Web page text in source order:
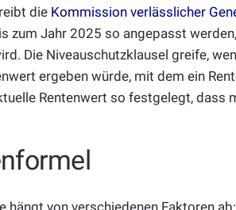
die Kommission verlässlicher
zum Jahr 2025 so angepasst
Die Niveauschutzklausel greife,
ergeben würde, mit dem ein
Rentenwert so festgelegt, dass
hängt von verschiedenen Faktoren